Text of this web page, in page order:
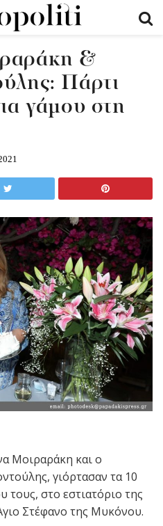
&
Πάρτι
γάμου στη
Μοιραράκη και ο
γιόρτασαν τα 10
τους, στο εστιατόριο της
Στέφανο της Μυκόνου.